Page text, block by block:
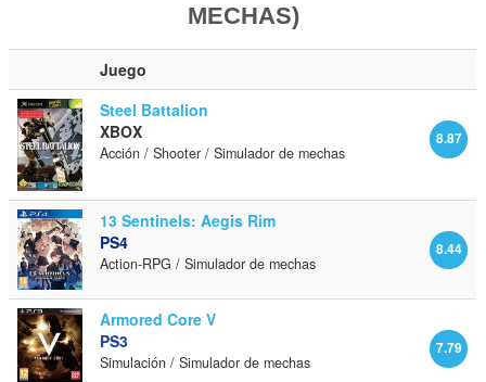
MECHAS)
Juego
Steel Battalion
8.87
XBOX
Acción / Shooter / Simulador de mechas
13 Sentinels: Aegis Rim
8.44
PS4
Action-RPG / Simulador de mechas
Armored Core V
7.79
PS3
Simulación / Simulador de mechas